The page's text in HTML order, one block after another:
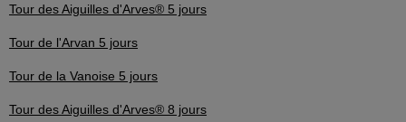
Tour des Aiguilles d'Arves® 5 jours
Tour de l'Arvan 5 jours
Tour de la Vanoise 5 jours
Tour des Aiguilles d'Arves® 8 jours